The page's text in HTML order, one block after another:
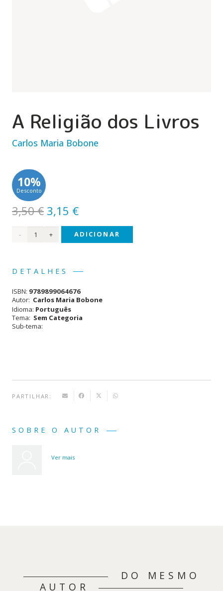
A Religião dos Livros
Carlos Maria Bobone
10%
Desconto
3,50€ O
preço
original
3,50 €.
3,15 €O
preço
atual
Quantidade
Livros
ADICIONAR
DETALHES
ISBN: 9789899064676
Autor: Carlos Maria Bobone
Idioma: Português
Tema: Sem Categoria
Sub-tema:
PARTILHAR:
SOBRE O AUTOR
Ver mais
DO MESMO
AUTOR